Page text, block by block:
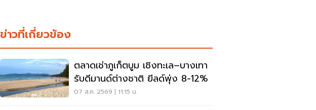
ข่าวที่เกี่ยวข้อง
ตลาดเช่าภูเก็ตบูม เชิงทะเล–บางเทา
รับดีมานด์ต่างชาติ ยีลด์พุ่ง 8-12%
07 ส.ค. 2569 | 11:15 น.